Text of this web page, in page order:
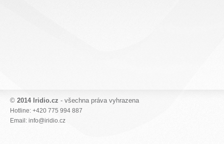
© 2014 Iridio.cz - všechna práva vyhrazena
Hotline: +420 775 994 887
Email: info@iridio.cz